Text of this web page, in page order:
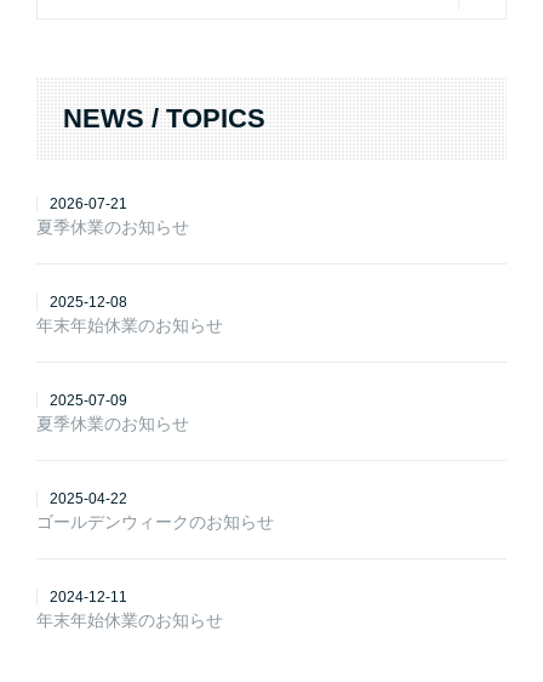
NEWS / TOPICS
2026-07-21
夏季休業のお知らせ
2025-12-08
年末年始休業のお知らせ
2025-07-09
夏季休業のお知らせ
2025-04-22
ゴールデンウィークのお知らせ
2024-12-11
年末年始休業のお知らせ